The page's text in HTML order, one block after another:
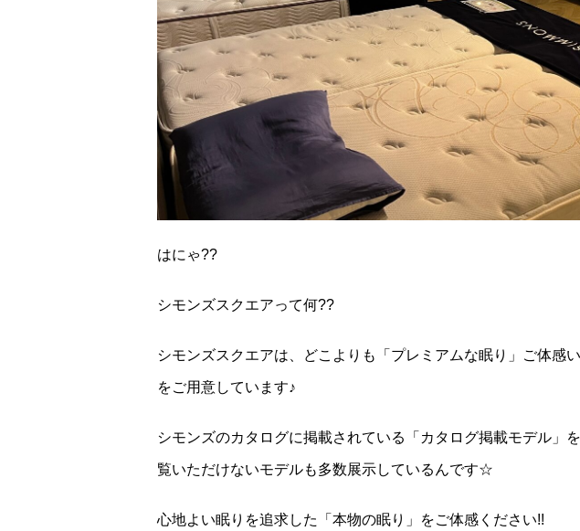
はにゃ??
シモンズスクエアって何??
シモンズスクエアは、どこよりも「プレミアムな眠り」ご体感
をご用意しています♪
シモンズのカタログに掲載されている「カタログ掲載モデル」
覧いただけないモデルも多数展示しているんです☆
心地よい眠りを追求した「本物の眠り」をご体感ください!!